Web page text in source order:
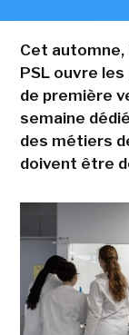
Cet automne,
PSL ouvre
de première
semaine
des métiers
doivent être